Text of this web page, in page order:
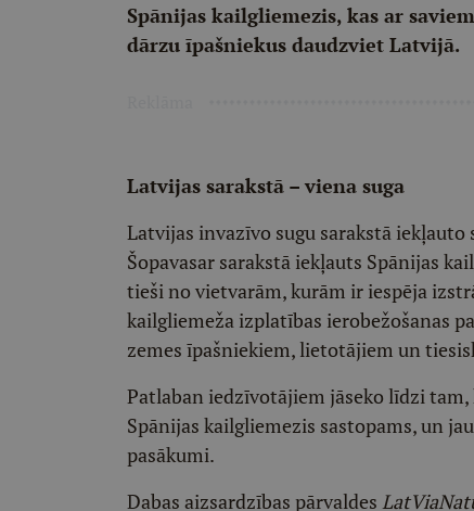
Spānijas kailgliemezis, kas ar
dārzu īpašniekus daudzviet Latvijā.
Latvijas sarakstā – viena suga
Latvijas invazīvo sugu sarakstā
Šopavasar sarakstā iekļauts Spānijas
tieši no vietvarām, kurām ir iespēja
kailgliemeža izplatības ierobežošanas
zemes īpašniekiem, lietotājiem un
Patlaban iedzīvotājiem jāseko līdzi
Spānijas kailgliemezis sastopams, un
pasākumi.
Dabas aizsardzības pārvaldes